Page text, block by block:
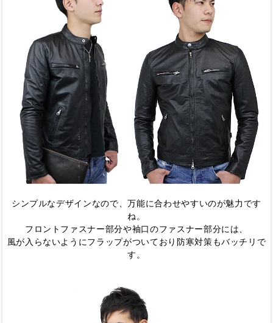
シンプルなデザインなので、万能に合わせやすいのが魅力です
ね。
フロントファスナー部分や袖口のファスナー部分には、
風が入らないようにフラップがついており防寒対策もバッチリで
す。